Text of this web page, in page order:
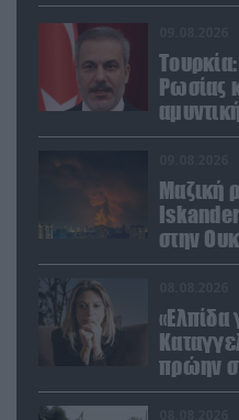
Ρωσίας
με το
Μαζική
στην
«Ελπίδα
πρώην